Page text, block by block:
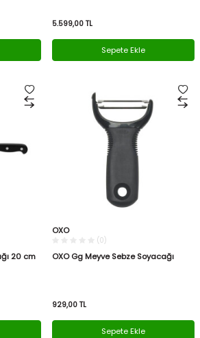
5.599,00 TL
Sepete Ekle
20 cm
OXO
(0)
OXO Gg Meyve Sebze Soyacağı
929,00 TL
Sepete Ekle